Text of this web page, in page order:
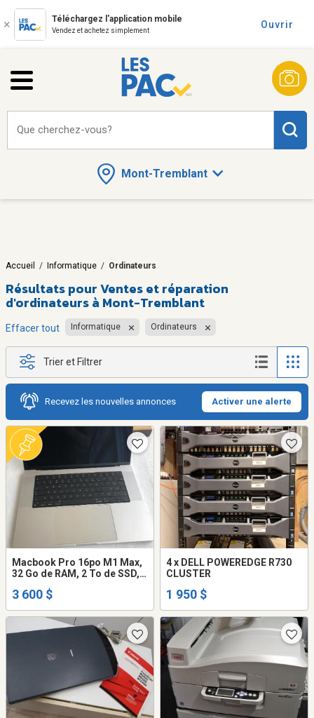
Téléchargez l'application mobile
Vendez et achetez simplement
Ouvrir
Mont-Tremblant
Que cherchez-vous?
Accueil / Informatique / Ordinateurs
Résultats pourVentes et réparation
d'ordinateurs à Mont-Tremblant
Effacer tout Informatique Ordinateurs
Trier et Filtrer
Recevez les nouvelles annonces Activer une alerte
Macbook Pro 16po M1 Max,
32 Go de RAM, 2 To de SSD,
3 600 $
4 x DELL POWEREDGE R730
CLUSTER
1 950 $